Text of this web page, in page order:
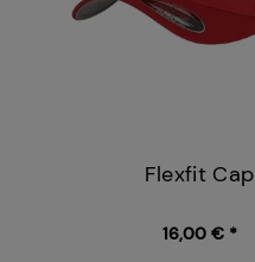
Flexfit Cap
16,00 € *